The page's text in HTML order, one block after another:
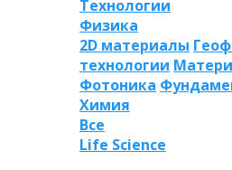
Технологии
Физика
2D материалы
технологии
Фотоника
Химия
Все
Life Science